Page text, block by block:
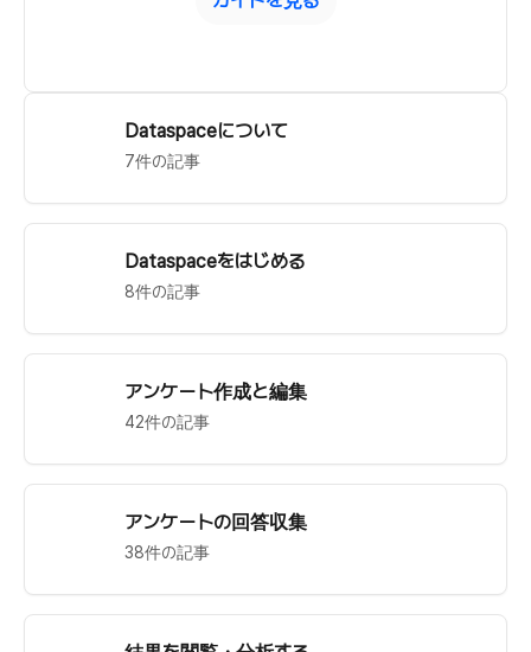
Dataspaceについて
7件の記事
Dataspaceをはじめる
8件の記事
アンケート作成と編集
42件の記事
アンケートの回答収集
38件の記事